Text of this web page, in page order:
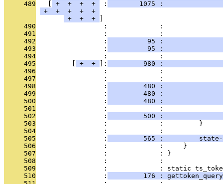
     489
+ + + + :
1075 :
+
+ + +
+
+
+ +
     490
:             :
     491
:             :
     492
                 :
95 :
     493
                 :
95 :
     494
:             :
     495
+ + ]:
980 :
     496
:             :
     497
:             :
     498
                 :
480 :
     499
                 :
480 :
     500
                 :
480 :
     501
:             :
     502
                 :
500 :
     503
                 :             :         }
     504
                 :             :
     505
                 :
565 :
     506
                 :             :     }
     507
                 :             : }
     508
                 :             :
     509
:             : static
     510
                 :
176 :